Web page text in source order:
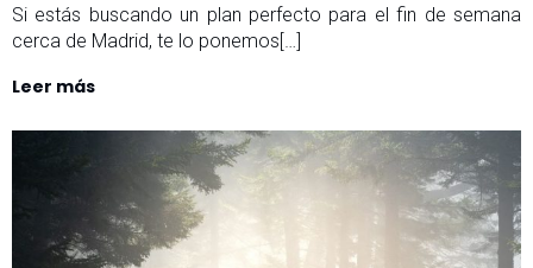
Si estás buscando un plan perfecto para el fin de semana
cerca de Madrid, te lo ponemos[…]
Leer más